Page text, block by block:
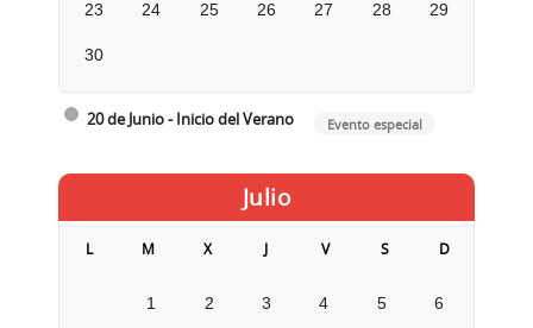
23 24 25 26 27 28 29
30
20 de Junio - Inicio del Verano Evento especial
Julio
L M X J V S D
1 2 3 4 5 6